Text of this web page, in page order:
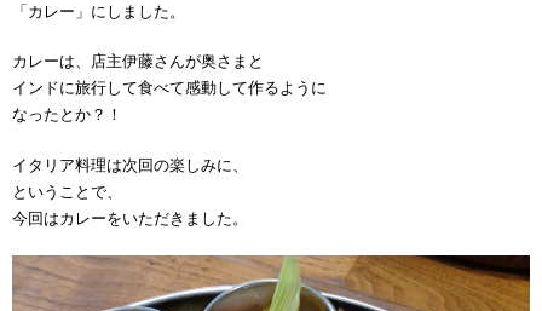
「カレー」にしました。
カレーは、店主伊藤さんが奥さまと
インドに旅行して食べて感動して作るように
なったとか？！
イタリア料理は次回の楽しみに、
ということで、
今回はカレーをいただきました。